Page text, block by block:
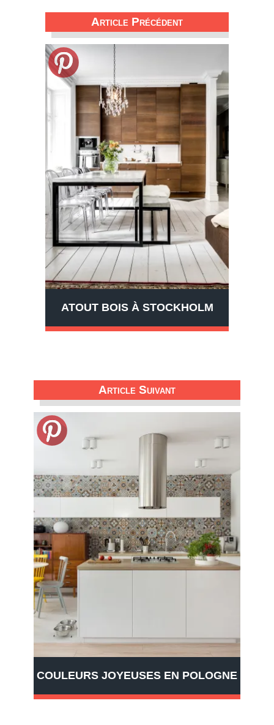
Article Précédent
ATOUT BOIS À STOCKHOLM
Article Suivant
COULEURS JOYEUSES EN POLOGNE